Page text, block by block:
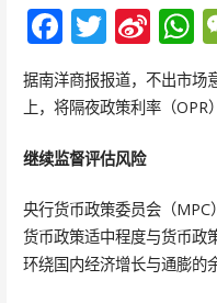
F
ac
e
b
o
o
k
T
w
itt
er
Si
n
a
W
b
o
h
p
p
据南洋商报报道，不出市场
上，将隔夜政策利率（OPR
继续监督评估风险
央行货币政策委员会（MPC
货币政策适中程度与货币政
环绕国内经济增长与通膨的